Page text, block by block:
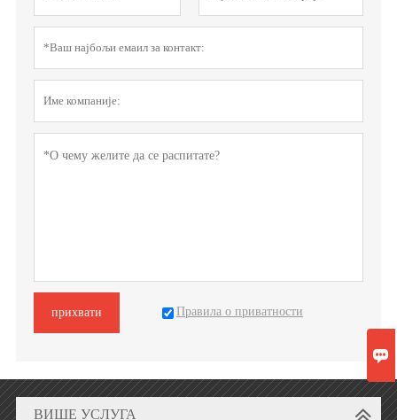
прихвати Правила о приватности
ВИШЕ УСЛУГА
